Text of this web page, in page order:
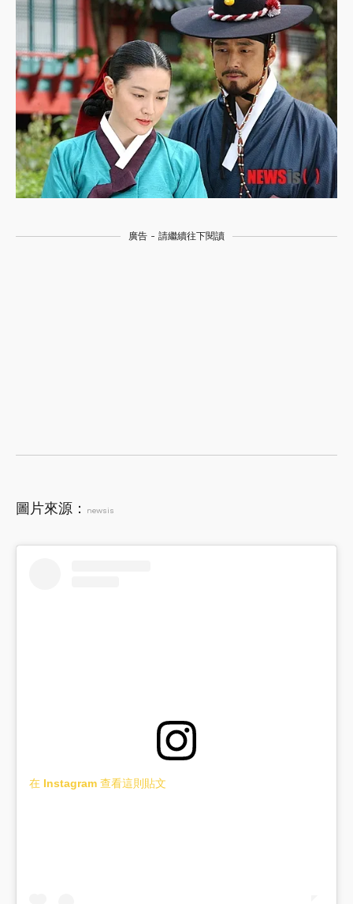
廣告 - 請繼續往下閱讀
圖片來源： newsis
在 Instagram 查看這則貼文